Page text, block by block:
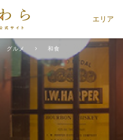
エリア
グルメ 和食